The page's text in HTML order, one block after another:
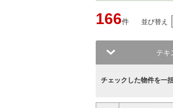
166件 並び替え
テキ
チェックした物件を一